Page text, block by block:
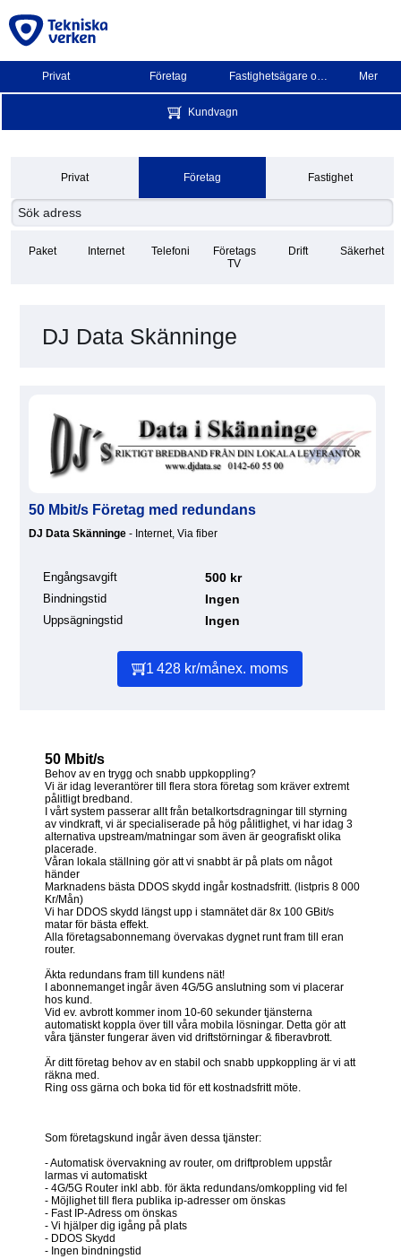
Privat Företag Fastighetsägare och BRF Mer
Kundvagn
Privat Företag Fastighet
Paket Internet Telefoni
Företags
TV
Drift Säkerhet
DJ Data Skänninge
50 Mbit/s Företag med redundans
DJ Data Skänninge - Internet, Via fiber
Engångsavgift 500 kr
Bindningstid Ingen
Uppsägningstid Ingen
1 428 kr/månex. moms
50 Mbit/s
Behov av en trygg och snabb uppkoppling?
Vi är idag leverantörer till flera stora företag som kräver extremt
pålitligt bredband.
I vårt system passerar allt från betalkortsdragningar till styrning
av vindkraft, vi är specialiserade på hög pålitlighet, vi har idag 3
alternativa upstream/matningar som även är geografiskt olika
placerade.
Våran lokala ställning gör att vi snabbt är på plats om något
händer
Marknadens bästa DDOS skydd ingår kostnadsfritt. (listpris 8 000
Kr/Mån)
Vi har DDOS skydd längst upp i stamnätet där 8x 100 GBit/s
matar för bästa effekt.
Alla företagsabonnemang övervakas dygnet runt fram till eran
router.
Äkta redundans fram till kundens nät!
I abonnemanget ingår även 4G/5G anslutning som vi placerar
hos kund.
Vid ev. avbrott kommer inom 10-60 sekunder tjänsterna
automatiskt koppla över till våra mobila lösningar. Detta gör att
våra tjänster fungerar även vid driftstörningar & fiberavbrott.
Är ditt företag behov av en stabil och snabb uppkoppling är vi att
räkna med.
Ring oss gärna och boka tid för ett kostnadsfritt möte.
Som företagskund ingår även dessa tjänster:
- Automatisk övervakning av router, om driftproblem uppstår
larmas vi automatiskt
- 4G/5G Router inkl abb. för äkta redundans/omkoppling vid fel
- Möjlighet till flera publika ip-adresser om önskas
- Fast IP-Adress om önskas
- Vi hjälper dig igång på plats
- DDOS Skydd
- Ingen bindningstid